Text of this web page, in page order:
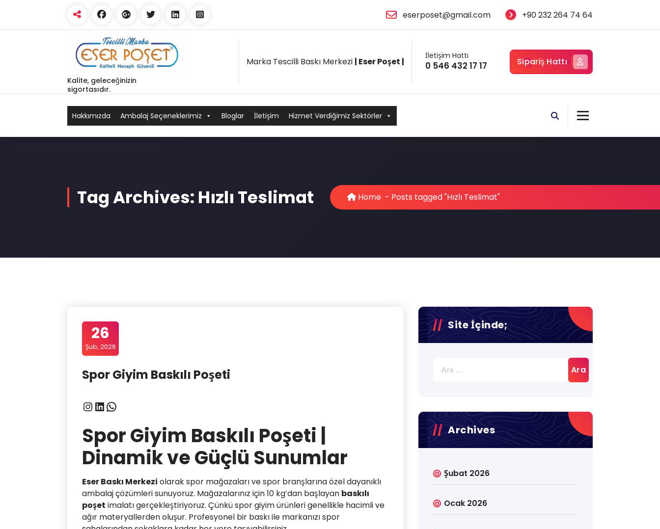
content
eserposet@gmail.com +90 232 264 74 64
Kalite, geleceğinizin
sigortasıdır.
Marka Tescilli Baskı Merkezi | Eser Poşet |
İletişim Hattı
0 546 432 17 17 Sipariş Hattı
Hakkımızda Ambalaj Seçeneklerimiz Bloglar İletişim Hizmet Verdiğimiz Sektörler
Tag Archives: Hızlı Teslimat Home - Posts tagged "Hızlı Teslimat"
26
Şub, 2026
Spor Giyim Baskılı Poşeti
Instagram
LinkedIn
WhatsApp
Spor Giyim Baskılı Poşeti |
Dinamik ve Güçlü Sunumlar
Eser Baskı Merkezi olarak spor mağazaları ve spor branşlarına özel dayanıklı
ambalaj çözümleri sunuyoruz. Mağazalarınız için 10 kg’dan başlayan baskılı
poşet imalatı gerçekleştiriyoruz. Çünkü spor giyim ürünleri genellikle hacimli ve
ağır materyallerden oluşur. Profesyonel bir baskı ile markanızı spor
Site İçinde;
Archives
Şubat 2026
Ocak 2026